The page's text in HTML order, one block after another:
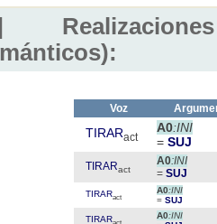
Voz
TIRARact
A0:INI
= SUJ
TIRARact
A0:INI
= SUJ
TIRARact
A0:INI
= SUJ
TIRARact
A0:INI